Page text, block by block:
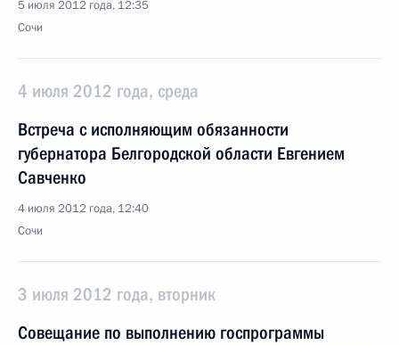
5 июля 2012 года, 12:35
Сочи
4 июля 2012 года, среда
Встреча с исполняющим обязанности
губернатора Белгородской области Евгением
Савченко
4 июля 2012 года, 12:40
Сочи
3 июля 2012 года, вторник
Совещание по выполнению госпрограммы